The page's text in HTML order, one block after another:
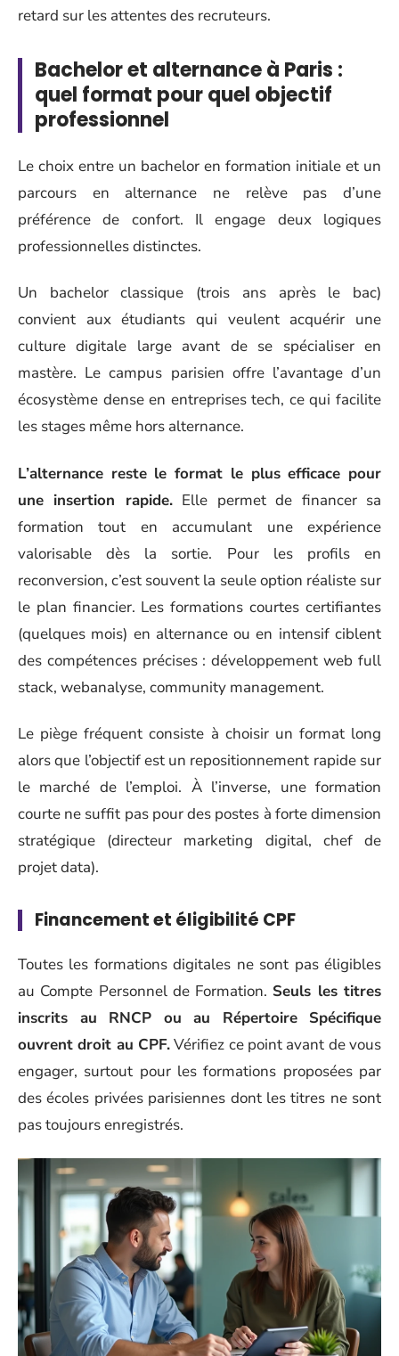
retard sur les attentes des recruteurs.
Bachelor et alternance à Paris :
quel format pour quel objectif
professionnel
Le choix entre un bachelor en formation initiale et un
parcours en alternance ne relève pas d’une
préférence de confort. Il engage deux logiques
professionnelles distinctes.
Un bachelor classique (trois ans après le bac)
convient aux étudiants qui veulent acquérir une
culture digitale large avant de se spécialiser en
mastère. Le campus parisien offre l’avantage d’un
écosystème dense en entreprises tech, ce qui facilite
les stages même hors alternance.
L’alternance reste le format le plus efficace pour
une insertion rapide.Elle permet de financer sa
formation tout en accumulant une expérience
valorisable dès la sortie. Pour les profils en
reconversion, c’est souvent la seule option réaliste sur
le plan financier. Les formations courtes certifiantes
(quelques mois) en alternance ou en intensif ciblent
des compétences précises : développement web full
stack, webanalyse, community management.
Le piège fréquent consiste à choisir un format long
alors que l’objectif est un repositionnement rapide sur
le marché de l’emploi. À l’inverse, une formation
courte ne suffit pas pour des postes à forte dimension
stratégique (directeur marketing digital, chef de
projet data).
Financement et éligibilité CPF
Toutes les formations digitales ne sont pas éligibles
au Compte Personnel de Formation. Seuls les titres
inscrits au RNCP ou au Répertoire Spécifique
ouvrent droit au CPF.Vérifiez ce point avant de vous
engager, surtout pour les formations proposées par
des écoles privées parisiennes dont les titres ne sont
pas toujours enregistrés.